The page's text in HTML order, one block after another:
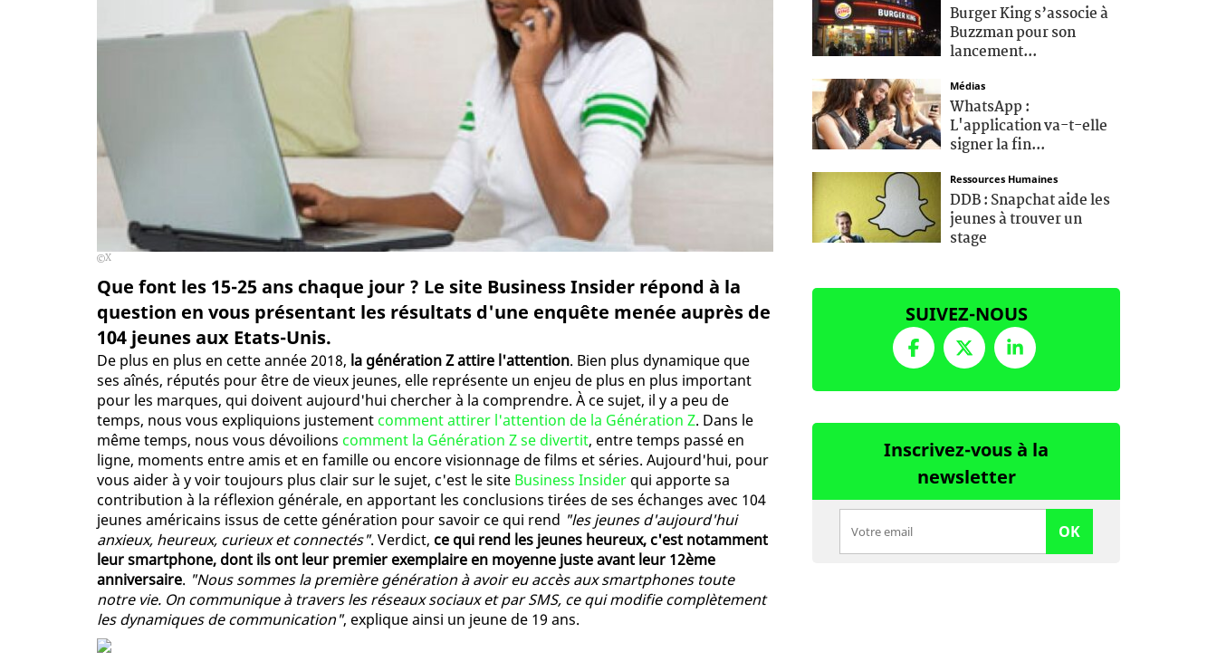
X
Que font les 15-25 ans chaque jour ? Le site Business Insider répond à la
question en vous présentant les résultats d'une enquête menée auprès de
104 jeunes aux Etats-Unis.
De plus en plus en cette année 2018, la génération Z attire l'attention. Bien plus dynamique que
ses aînés, réputés pour être de vieux jeunes, elle représente un enjeu de plus en plus important
pour les marques, qui doivent aujourd'hui chercher à la comprendre. À ce sujet, il y a peu de
temps, nous vous expliquions justement comment attirer l'attention de la Génération Z. Dans le
même temps, nous vous dévoilions comment la Génération Z se divertit, entre temps passé en
ligne, moments entre amis et en famille ou encore visionnage de films et séries. Aujourd'hui, pour
vous aider à y voir toujours plus clair sur le sujet, c'est le site Business Insider qui apporte sa
contribution à la réflexion générale, en apportant les conclusions tirées de ses échanges avec 104
jeunes américains issus de cette génération pour savoir ce qui rend "les jeunes d'aujourd'hui
anxieux, heureux, curieux et connectés". Verdict, ce qui rend les jeunes heureux, c'est notamment
leur smartphone, dont ils ont leur premier exemplaire en moyenne juste avant leur 12ème
anniversaire. "Nous sommes la première génération à avoir eu accès aux smartphones toute
notre vie. On communique à travers les réseaux sociaux et par SMS, ce qui modifie complètement
les dynamiques de communication", explique ainsi un jeune de 19 ans.
Burger King s’associe à
Buzzman pour son
lancement...
Médias
WhatsApp :
L'application va-t-elle
signer la fin...
Ressources Humaines
DDB : Snapchat aide les
jeunes à trouver un
stage
SUIVEZ-NOUS
Inscrivez-vous à la
newsletter
OK